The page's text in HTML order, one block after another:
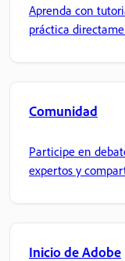
Aprenda con
práctica
Comunidad
Participe en
expertos y
Inicio de Adobe